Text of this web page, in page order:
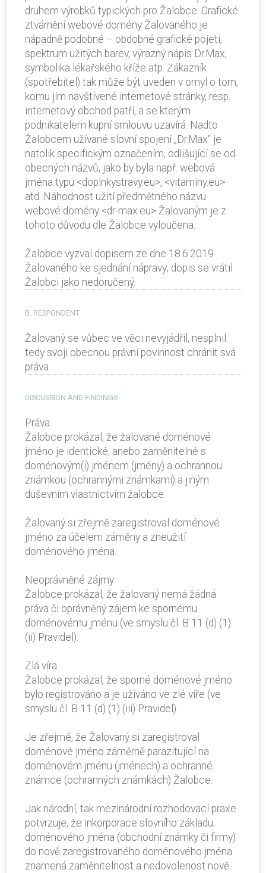
druhem výrobků typických pro Žalobce. Grafické
ztvárnění webové domény Žalovaného je
nápadně podobné – obdobné grafické pojetí,
spektrum užitých barev, výrazný nápis Dr.Max,
symbolika lékařského kříže atp. Zákazník
(spotřebitel) tak může být uveden v omyl o tom,
komu jím navštívené internetové stránky, resp.
internetový obchod patří, a se kterým
podnikatelem kupní smlouvu uzavírá. Nadto
Žalobcem užívané slovní spojení „Dr.Max“ je
natolik specifickým označením, odlišující se od
obecných názvů, jako by byla např. webová
jména typu <doplnkystravy.eu>, <vitaminy.eu>
atd. Náhodnost užití předmětného názvu
webové domény <dr-max.eu> Žalovaným je z
tohoto důvodu dle Žalobce vyloučena.
Žalobce vyzval dopisem ze dne 18.6.2019
Žalovaného ke sjednání nápravy; dopis se vrátil
Žalobci jako nedoručený.
B. RESPONDENT
Žalovaný se vůbec ve věci nevyjádřil, nesplnil
tedy svoji obecnou právní povinnost chránit svá
práva.
DISCUSSION AND FINDINGS
Práva
Žalobce prokázal, že žalované doménové
jméno je identické, anebo zaměnitelné s
doménovým(i) jménem (jmény) a ochrannou
známkou (ochrannými známkami) a jiným
duševním vlastnictvím žalobce.
Žalovaný si zřejmě zaregistroval doménové
jméno za účelem záměny a zneužití
doménového jména.
Neoprávněné zájmy
Žalobce prokázal, že žalovaný nemá žádná
práva či oprávněný zájem ke spornému
doménovému jménu (ve smyslu čl. B 11 (d) (1)
(ii) Pravidel).
Zlá víra
Žalobce prokázal, že sporné doménové jméno
bylo registrováno a je užíváno ve zlé víře (ve
smyslu čl. B 11 (d) (1) (iii) Pravidel).
Je zřejmé, že Žalovaný si zaregistroval
doménové jméno záměrně parazitující na
doménovém jménu (jménech) a ochranné
známce (ochranných známkách) Žalobce.
Jak národní, tak mezinárodní rozhodovací praxe
potvrzuje, že inkorporace slovního základu
doménového jména (obchodní známky či firmy)
do nově zaregistrovaného doménového jména
znamená zaměnitelnost a nedovolenost nově